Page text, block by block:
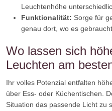
Leuchtenhöhe
Funktionalität: Sorge für
genau dort, wo es gebraucht
Wo lassen sich
Leuchten am
Ihr volles Potenzial entfalten
über Ess- oder Küchentischen.
Situation das passende Licht zu